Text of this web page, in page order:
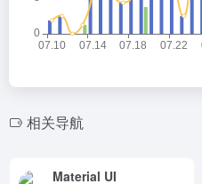
相关导航
Material UI